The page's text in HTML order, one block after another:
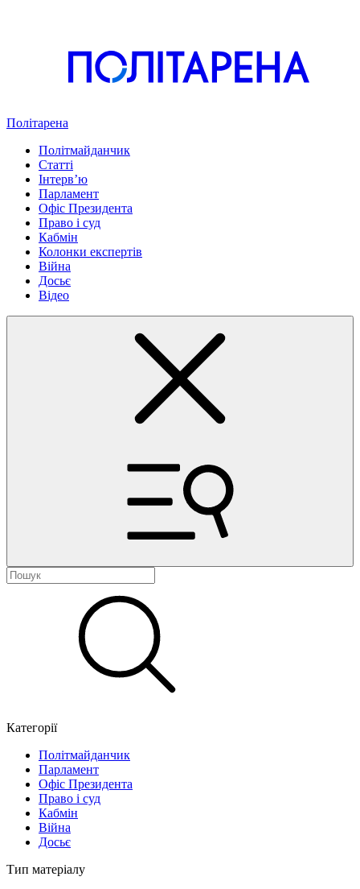
Політарена
Політмайданчик
Статті
Інтервʼю
Парламент
Офіс Президента
Право і суд
Кабмін
Колонки експертів
Війна
Досьє
Відео
Категорії
Політмайданчик
Парламент
Офіс Президента
Право і суд
Кабмін
Війна
Досьє
Тип матеріалу